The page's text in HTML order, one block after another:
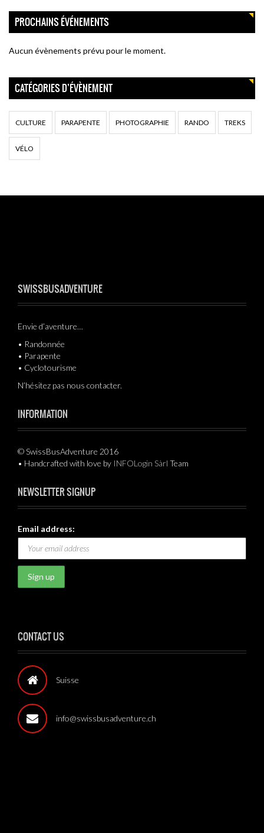
PROCHAINS ÉVÉNEMENTS
Aucun évènements prévu pour le moment.
CATÉGORIES D’ÉVÈNEMENT
CULTURE PARAPENTE PHOTOGRAPHIE RANDO TREKS
VÉLO
SWISSBUSADVENTURE
Envie d’aventure…
• Randonnée
• Parapente
• Cyclotourisme
N’hésitez pas nous contacter.
INFORMATION
© SwissBusAdventure 2016
• Handcrafted with love by INFOLogin Sàrl Team
NEWSLETTER SIGNUP
Email address:
CONTACT US
Suisse
info@swissbusadventure.ch